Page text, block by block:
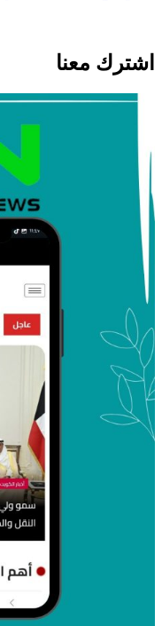
اشترك معنا